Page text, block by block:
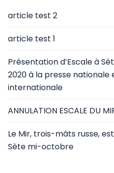
article test 2
article test 1
Présentation d’Escale à
2020 à la presse nationale
internationale
ANNULATION ESCALE DU
Le Mir, trois-mâts russe,
Sète mi-octobre